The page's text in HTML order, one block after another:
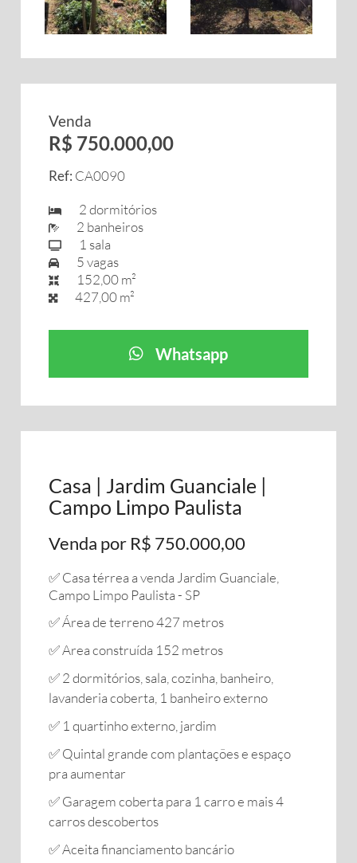
Venda
R$ 750.000,00
Ref: CA0090
2 dormitórios
2 banheiros
1 sala
5 vagas
152,00 m²
427,00 m²
Whatsapp
Casa | Jardim Guanciale |
Campo Limpo Paulista
Venda por R$ 750.000,00
✅ Casa térrea a venda Jardim Guanciale,
Campo Limpo Paulista - SP
✅ Área de terreno 427 metros
✅ Area construída 152 metros
✅ 2 dormitórios, sala, cozinha, banheiro,
lavanderia coberta, 1 banheiro externo
✅ 1 quartinho externo, jardim
✅ Quintal grande com plantações e espaço
pra aumentar
✅ Garagem coberta para 1 carro e mais 4
carros descobertos
✅ Aceita financiamento bancário